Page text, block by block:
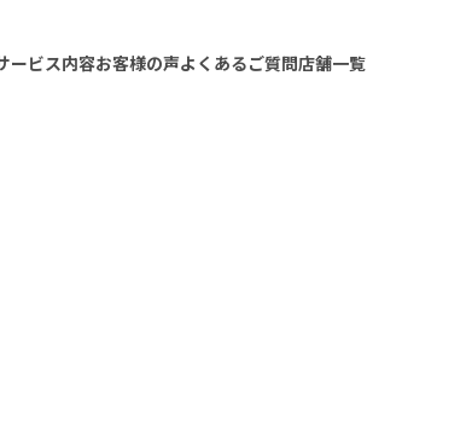
ービス内容お客様の声よくあるご質問店舗一覧